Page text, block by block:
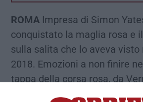
ROMA Impresa di Simon
conquistato la maglia rosa e
sulla salita che lo aveva visto
2018. Emozioni a non finire
tappa della corsa rosa, da